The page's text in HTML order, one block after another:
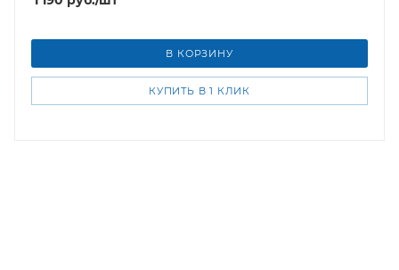
В КОРЗИНУ
КУПИТЬ В 1 КЛИК